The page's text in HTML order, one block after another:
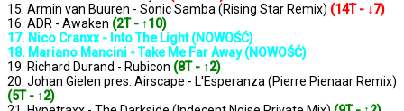
15. Armin van Buuren - Sonic Samba (Rising Star Remix) (14T - ↓7)
16. ADR - Awaken (2T - ↑10)
17. Nico Cranxx - Into The Light (NOWOŚĆ)
18. Mariano Mancini - Take Me Far Away (NOWOŚĆ)
19. Richard Durand - Rubicon (8T - ↑2)
20. Johan Gielen pres. Airscape - L'Esperanza (Pierre Pienaar Remix)
(5T - ↑2)